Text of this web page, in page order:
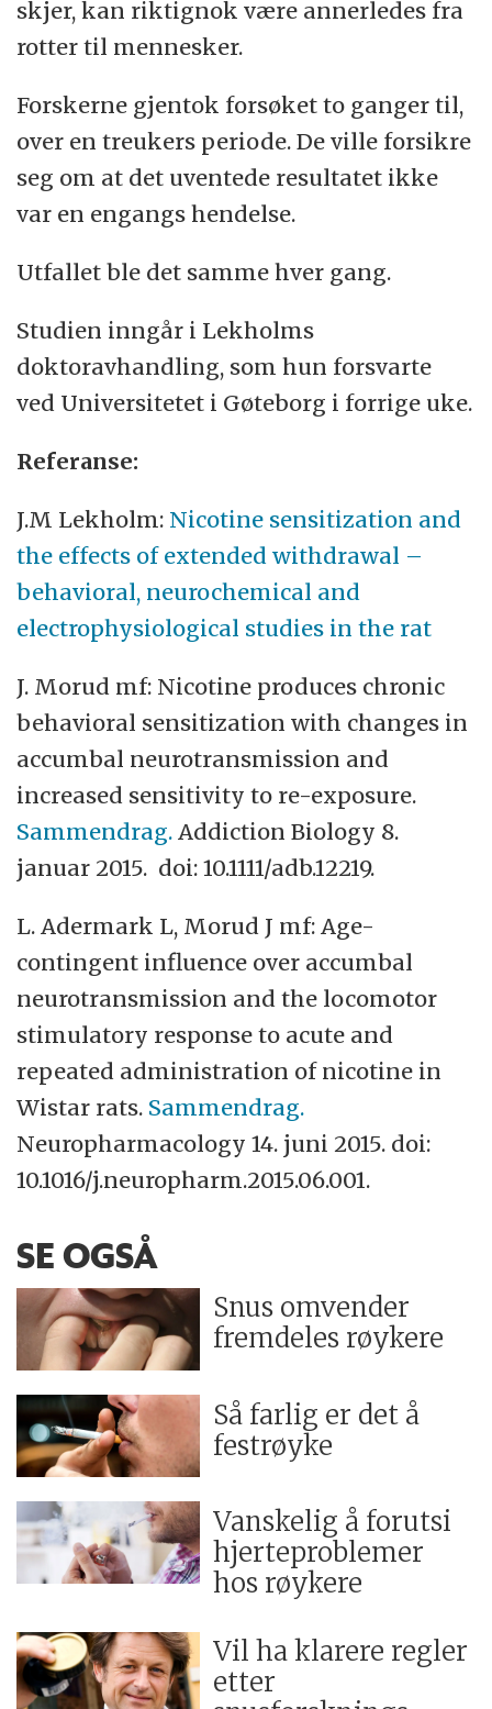
skjer, kan riktignok være annerledes fra
rotter til mennesker.
Forskerne gjentok forsøket to ganger til,
over en treukers periode. De ville forsikre
seg om at det uventede resultatet ikke
var en engangs hendelse.
Utfallet ble det samme hver gang.
Studien inngår i Lekholms
doktoravhandling, som hun forsvarte
ved Universitetet i Gøteborg i forrige uke.
Referanse:
J.M Lekholm: Nicotine sensitization and
the effects of extended withdrawal –
behavioral, neurochemical and
electrophysiological studies in the rat
J. Morud mf: Nicotine produces chronic
behavioral sensitization with changes in
accumbal neurotransmission and
increased sensitivity to re-exposure.
Sammendrag. Addiction Biology 8.
januar 2015. doi: 10.1111/adb.12219.
L. Adermark L, Morud J mf: Age-
contingent influence over accumbal
neurotransmission and the locomotor
stimulatory response to acute and
repeated administration of nicotine in
Wistar rats. Sammendrag.
Neuropharmacology 14. juni 2015. doi:
10.1016/j.neuropharm.2015.06.001.
SE OGSÅ
Snus omvender
fremdeles røykere
Så farlig er det å
festrøyke
Vanskelig å forutsi
hjerteproblemer
hos røykere
Vil ha klarere regler
etter